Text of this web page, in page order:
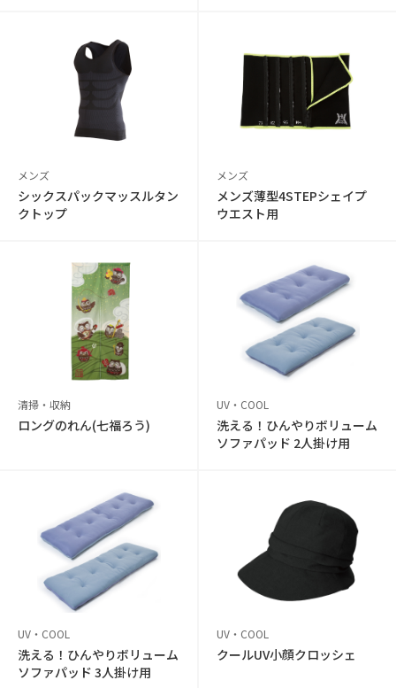
メンズ
シックスパックマッスルタン
クトップ
メンズ
メンズ薄型4STEPシェイプ
ウエスト用
清掃・収納
ロングのれん(七福ろう)
UV・COOL
洗える！ひんやりボリューム
ソファパッド 2人掛け用
UV・COOL
洗える！ひんやりボリューム
ソファパッド 3人掛け用
UV・COOL
クールUV小顔クロッシェ